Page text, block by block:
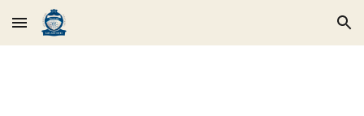
Skip to main content Skip to navigation